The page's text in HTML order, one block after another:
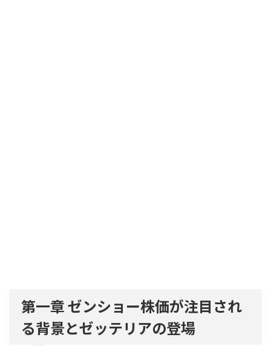
第一章 ゼンショー株価が注目され
る背景とゼッテリアの登場